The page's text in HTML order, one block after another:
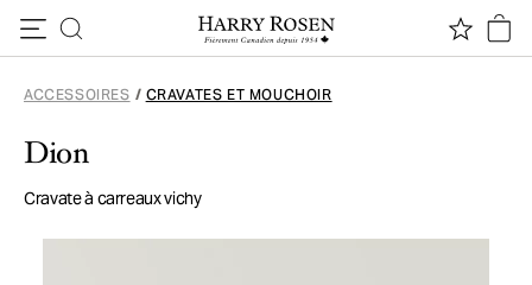
ACCESSOIRES / CRAVATES ET MOUCHOIR
Dion
Cravate à carreaux vichy